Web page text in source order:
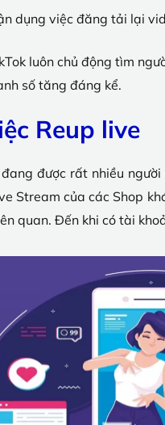
dụng việc đăng tải lại
luôn chủ động tìm
số tăng đáng kể.
Reup live
được rất nhiều
Stream của các Shop
quan. Đến khi có tài